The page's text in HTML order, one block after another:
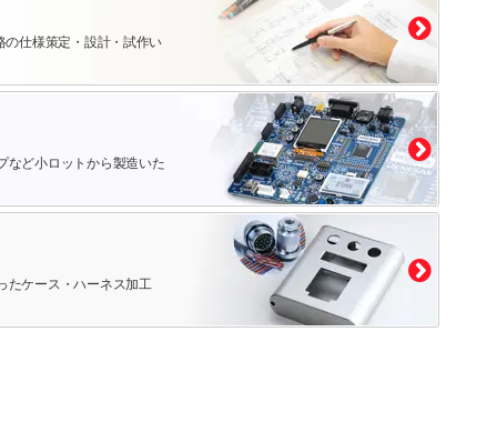
仕様策定・設計・試作い
など小ロットから製造いた
たケース・ハーネス加工